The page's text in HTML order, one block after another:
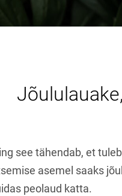
see tähendab, et
asemel saaks
peolaud katta.